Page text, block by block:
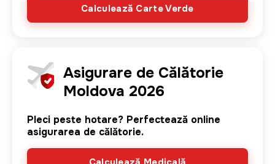
Calculează Carte Verde
Image
Asigurare de Călătorie
Moldova 2026
Pleci peste hotare? Perfectează online
asigurarea de călătorie.